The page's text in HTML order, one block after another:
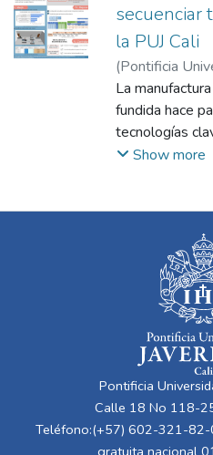
secuenciar
la PUJ Cali
(Pontificia
Ramírez
Santander,
Cabrera, Álvaro
La
fundida hace
tecnologías
inicio de la
diferentes
aplicada. La
Cali, a través
de Procesos
agregado un
comunidad, el
prototipado
de estudiantes
obstante, en la
problemas en
Show more
Pontificia
Calle 18 No 118-
Teléfono:(+57) 602-321-